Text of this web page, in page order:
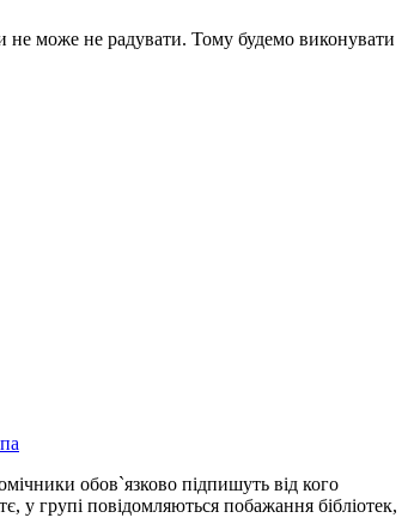
не може не радувати. Тому будемо виконувати
обов`язково підпишуть від кого
у групі повідомляються побажання бібліотек,